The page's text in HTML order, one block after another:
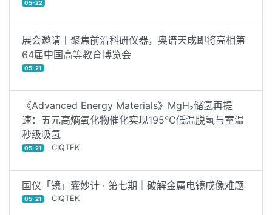
05-22
展会邀请丨聚焦前沿科研仪器，奥谱天成即将亮相第
64届中国高等教育博览会
05-21
《Advanced Energy Materials》MgH₂储氢再提
速：五元高熵氧化物催化实现195℃低温脱氢与室温
秒级吸氢
05-21 CIQTEK
国仪「镜」囊妙计 · 第七期｜破解金属电镜成像难题
05-21 CIQTEK